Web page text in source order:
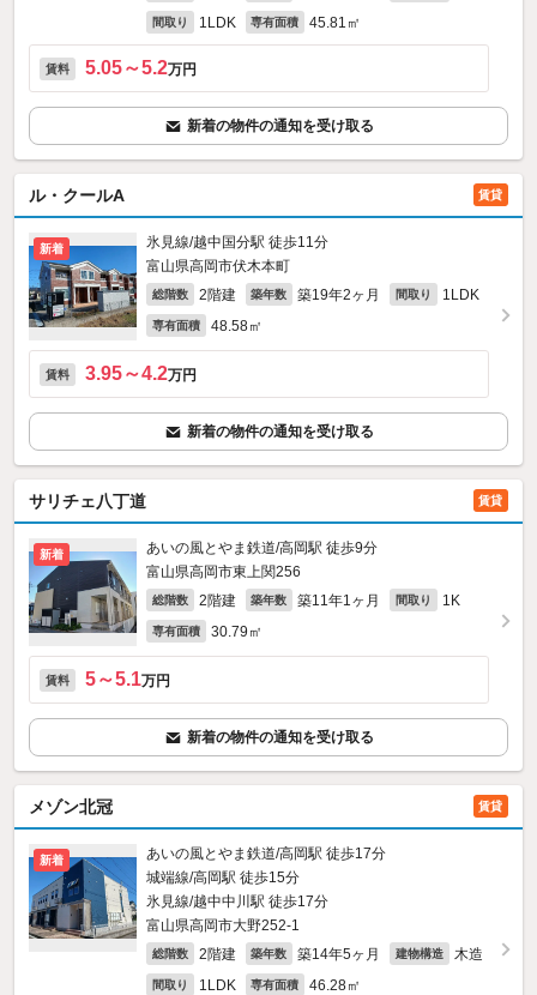
間取り 1LDK 専有面積 45.81㎡
賃料 5.05～5.2万円
新着の物件の通知を受け取る
ル・クールA 賃貸
新着
氷見線/越中国分駅 徒歩11分
富山県高岡市伏木本町
総階数 2階建 築年数 築19年2ヶ月 間取り 1LDK
専有面積 48.58㎡
賃料 3.95～4.2万円
新着の物件の通知を受け取る
サリチェ八丁道 賃貸
新着
あいの風とやま鉄道/高岡駅 徒歩9分
富山県高岡市東上関256
総階数 2階建 築年数 築11年1ヶ月 間取り 1K
専有面積 30.79㎡
賃料 5～5.1万円
新着の物件の通知を受け取る
メゾン北冠 賃貸
新着
あいの風とやま鉄道/高岡駅 徒歩17分
城端線/高岡駅 徒歩15分
氷見線/越中中川駅 徒歩17分
富山県高岡市大野252‐1
総階数 2階建 築年数 築14年5ヶ月 建物構造 木造
間取り 1LDK 専有面積 46.28㎡